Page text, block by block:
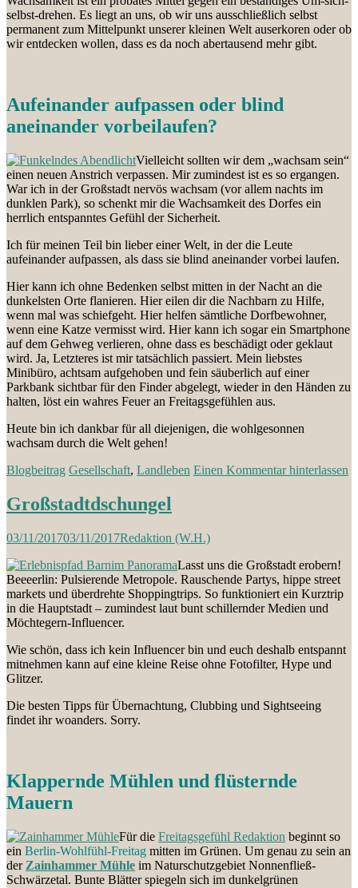
selbst-drehen. Es liegt an uns, ob wir uns ausschließlich selbst
permanent zum Mittelpunkt unserer kleinen Welt auserkoren oder ob
wir entdecken wollen, dass es da noch abertausend mehr gibt.
Aufeinander aufpassen oder blind
aneinander vorbeilaufen?
Vielleicht sollten wir dem „wachsam sein“
einen neuen Anstrich verpassen. Mir zumindest ist es so ergangen.
War ich in der Großstadt nervös wachsam (vor allem nachts im
dunklen Park), so schenkt mir die Wachsamkeit des Dorfes ein
herrlich entspanntes Gefühl der Sicherheit.
Ich für meinen Teil bin lieber einer Welt, in der die Leute
aufeinander aufpassen, als dass sie blind aneinander vorbei laufen.
Hier kann ich ohne Bedenken selbst mitten in der Nacht an die
dunkelsten Orte flanieren. Hier eilen dir die Nachbarn zu Hilfe,
wenn mal was schiefgeht. Hier helfen sämtliche Dorfbewohner,
wenn eine Katze vermisst wird. Hier kann ich sogar ein Smartphone
auf dem Gehweg verlieren, ohne dass es beschädigt oder geklaut
wird. Ja, Letzteres ist mir tatsächlich passiert. Mein liebstes
Minibüro, achtsam aufgehoben und fein säuberlich auf einer
Parkbank sichtbar für den Finder abgelegt, wieder in den Händen zu
halten, löst ein wahres Feuer an Freitagsgefühlen aus.
Heute bin ich dankbar für all diejenigen, die wohlgesonnen
wachsam durch die Welt gehen!
Blogbeitrag Gesellschaft, Landleben Einen Kommentar hinterlassen
Großstadtdschungel
03/11/201703/11/2017Redaktion (W.H.)
Lasst uns die Großstadt erobern!
Beeeerlin: Pulsierende Metropole. Rauschende Partys, hippe street
markets und überdrehte Shoppingtrips. So funktioniert ein Kurztrip
in die Hauptstadt – zumindest laut bunt schillernder Medien und
Möchtegern-Influencer.
Wie schön, dass ich kein Influencer bin und euch deshalb entspannt
mitnehmen kann auf eine kleine Reise ohne Fotofilter, Hype und
Glitzer.
Die besten Tipps für Übernachtung, Clubbing und Sightseeing
findet ihr woanders. Sorry.
Klappernde Mühlen und flüsternde
Mauern
Für die Freitagsgefühl Redaktion beginnt so
ein Berlin-Wohlfühl-Freitag mitten im Grünen. Um genau zu sein an
der Zainhammer Mühle im Naturschutzgebiet Nonnenfließ-
Schwärzetal. Bunte Blätter spiegeln sich im dunkelgrünen